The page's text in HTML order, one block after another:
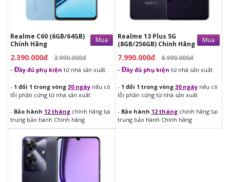
Bảng Thông Số Kỹ Thuật realme C53
(8GB/256GB) Chính Hãng
Thông Số
Kích thước màn
Realme C60 (6GB/64GB)
Chính Hãng
Mua
2.390.000đ 3.990.000đ
- Đầy đủ phụ kiện từ nhà sản xuất.
- 1 đổi 1 trong vòng 30 ngày nếu có
lỗi phần cứng từ nhà sản xuất
- Bảo hành 12 tháng chính hãng tại
trung bảo hành Chính hãng
Bảo hành 12 thángchính hãng
tại trung bảo hành Chính hãng
Realme 13 Plus 5G
(8GB/256GB) Chính Hãng
Mua
7.990.000đ 8.990.000đ
- Đầy đủ phụ kiện từ nhà sản xuất.
- 1 đổi 1 trong vòng 30 ngàynếu có
lỗi phần cứng từ nhà sản xuất
- Bảo hành 12 thángchính hãng tại
trung bảo hành Chính hãng
tại trung bảo hành Chính hãng
3.950.000đ
ầy đủ phụ kiệntừ nhà sản
xuất.